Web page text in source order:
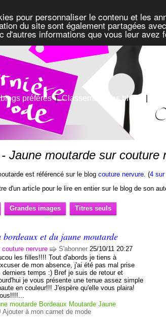
pour personnaliser le contenu et les
du site sont également partagées
d'autres informations que vous leur
blogs préférés|Classement des blogs
Jaune moutarde sur couture
est référencé sur le blogcouture nervure. (4
d'un article pour le lire en entier sur le blog de son
Grandes images Titres seuls
bordeaux et du jaune moutarde
couture nervure S'abonner 25/10/11 20:27
les filles!!!! Tout d'abords je tiens à
de mon absence, j'ai été pas mal prise
derniers temps :) Bref je suis de retour et
je vous présente une tenue assez simple
en couleur!!! J'espère qu'elle vous plaira!
moutarde Bordeaux Moutarde Jaune
Ajouter à mon carnet de mode